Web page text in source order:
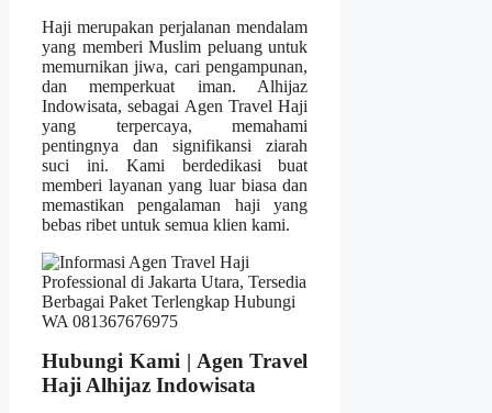
Haji merupakan perjalanan mendalam
yang memberi Muslim peluang untuk
memurnikan jiwa, cari pengampunan,
dan memperkuat iman. Alhijaz
Indowisata, sebagai Agen Travel Haji
yang terpercaya, memahami
pentingnya dan signifikansi ziarah
suci ini. Kami berdedikasi buat
memberi layanan yang luar biasa dan
memastikan pengalaman haji yang
bebas ribet untuk semua klien kami.
Hubungi Kami | Agen Travel
Haji Alhijaz Indowisata